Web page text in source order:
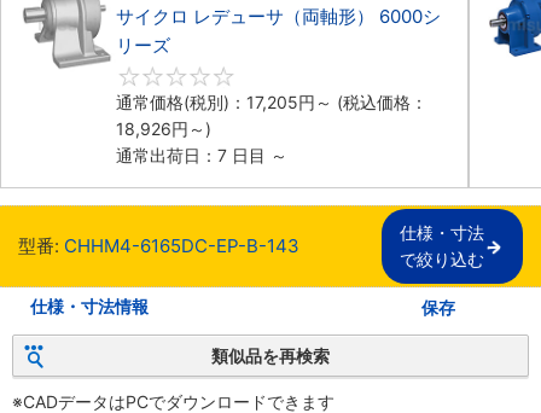
サイクロ レデューサ（両軸形） 6000シ
リーズ
通常価格(税別)： 17,205円 ～ (税込価格：
18,926円 ～)
通常出荷日：7 日目 ～
型番: CHHM4-6165DC-EP-B-143
仕様・寸法
で絞り込む
仕様・寸法情報 保存
類似品を再検索
※CADデータはPCでダウンロードできます